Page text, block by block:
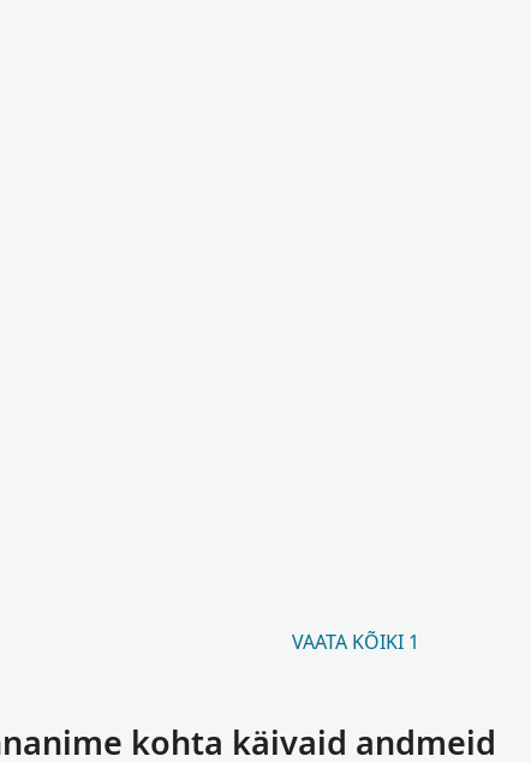
VAATA KÕIKI 1
kohta käivaid andmeid